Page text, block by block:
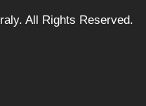
All Rights Reserved.